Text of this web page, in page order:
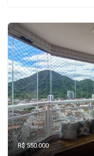
R$ 550.000